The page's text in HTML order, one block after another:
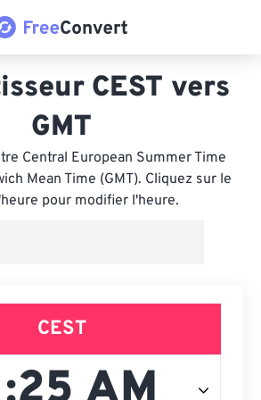
CEST vers
GMT
Central European Summer Time
Mean Time (GMT). Cliquez sur le
pour modifier l'heure.
CEST